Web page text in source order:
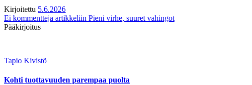
Kirjoitettu 5.6.2026
Ei kommentteja artikkeliin Pieni virhe, suuret vahingot
Pääkirjoitus
Tapio Kivistö
Kohti tuottavuuden parempaa puolta